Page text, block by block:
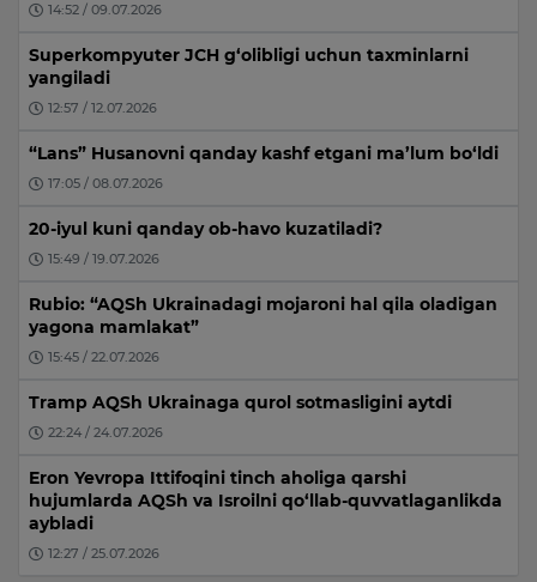
14:52 / 09.07.2026
Superkompyuter JCH g‘olibligi uchun taxminlarni
yangiladi
12:57 / 12.07.2026
“Lans” Husanovni qanday kashf etgani ma’lum bo‘ldi
17:05 / 08.07.2026
20-iyul kuni qanday ob-havo kuzatiladi?
15:49 / 19.07.2026
Rubio: “AQSh Ukrainadagi mojaroni hal qila oladigan
yagona mamlakat”
15:45 / 22.07.2026
Tramp AQSh Ukrainaga qurol sotmasligini aytdi
22:24 / 24.07.2026
Eron Yevropa Ittifoqini tinch aholiga qarshi
hujumlarda AQSh va Isroilni qo‘llab-quvvatlaganlikda
aybladi
12:27 / 25.07.2026